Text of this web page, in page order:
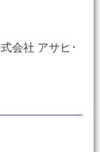
会社 アサヒ･